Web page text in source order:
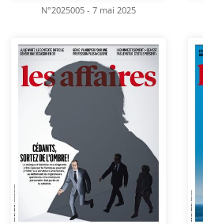
N°2025005 - 7 mai 2025